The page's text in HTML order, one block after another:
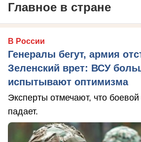
Главное в стране
В России
Генералы бегут, армия
Зеленский врет: ВСУ
испытывают оптимизма
Эксперты отмечают, что
падает.